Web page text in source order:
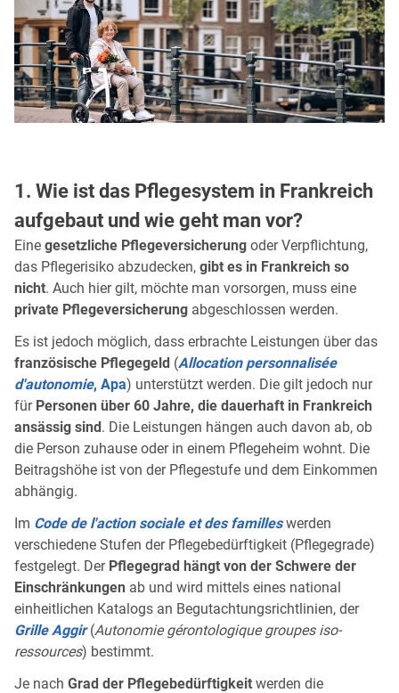
1. Wie ist das Pflegesystem in Frankreich
aufgebaut und wie geht man vor?
Eine gesetzliche Pflegeversicherung oder Verpflichtung,
das Pflegerisiko abzudecken, gibt es in Frankreich so
nicht. Auch hier gilt, möchte man vorsorgen, muss eine
private Pflegeversicherung abgeschlossen werden.
Es ist jedoch möglich, dass erbrachte Leistungen über das
französische Pflegegeld (Allocation personnalisée
d'autonomie, Apa) unterstützt werden. Die gilt jedoch nur
für Personen über 60 Jahre, die dauerhaft in Frankreich
ansässig sind. Die Leistungen hängen auch davon ab, ob
die Person zuhause oder in einem Pflegeheim wohnt. Die
Beitragshöhe ist von der Pflegestufe und dem Einkommen
abhängig.
Im Code de l'action sociale et des familleswerden
verschiedene Stufen der Pflegebedürftigkeit (Pflegegrade)
festgelegt. Der Pflegegrad hängt von der Schwere der
Einschränkungen ab und wird mittels eines national
einheitlichen Katalogs an Begutachtungsrichtlinien, der
Grille Aggir(Autonomie gérontologique groupes iso-
ressources) bestimmt.
Je nach Grad der Pflegebedürftigkeit werden die